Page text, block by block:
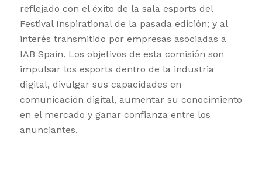
reflejado con el éxito de la sala esports del
Festival Inspirational de la pasada edición; y al
interés transmitido por empresas asociadas a
IAB Spain. Los objetivos de esta comisión son
impulsar los esports dentro de la industria
digital, divulgar sus capacidades en
comunicación digital, aumentar su conocimiento
en el mercado y ganar confianza entre los
anunciantes.